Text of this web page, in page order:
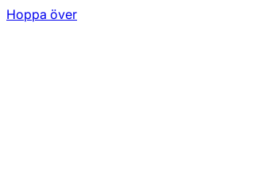
Hoppa över